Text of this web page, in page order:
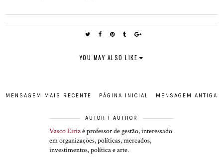
YOU MAY ALSO LIKE
MENSAGEM MAIS RECENTE MENSAGEM ANTIGA
PÁGINA INICIAL
AUTOR I AUTHOR
Vasco Eirizé professor de gestão, interessado
em organizações, políticas, mercados,
investimentos, política e arte.